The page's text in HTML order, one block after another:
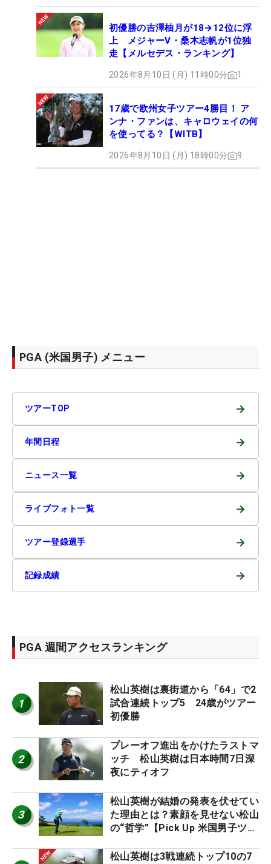
初優勝の吉澤柚月が18→12位に浮
上 メジャーV・桑木志帆が1位独
走【メルセデス・ランキング】
2026年8月10日 (月) 11時00分 1
17歳で欧州女子ツアー4勝目！ ア
ンナ・ファンは、キャロウェイの何
を使ってる？【WITB】
2026年8月10日 (月) 18時00分 9
PGA (米国男子) メニュー
ツアーTOP →
年間日程 →
ニュース一覧 →
ライブフォト一覧 →
ツアー登録選手 →
記録成績 →
PGA 週間アクセスランキング
1
松山英樹は裏街道から「64」で2
試合連続トップ5 24歳がツアー
初優勝
2
プレーオフ進出をかけたラストマ
ッチ 松山英樹は日本時間7日深
夜にティオフ
3
松山英樹が結婚の発表を伏せてい
た理由とは？素顔を見せない松山
の“哲学”【Pick Up 米国男子ツア
松山英樹は3戦連続トップ10の7